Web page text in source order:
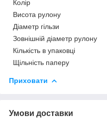
Колір
Висота рулону
Діаметр гільзи
Зовнішній діаметр рулону
Кількість в упаковці
Щільність паперу
Приховати
Умови доставки